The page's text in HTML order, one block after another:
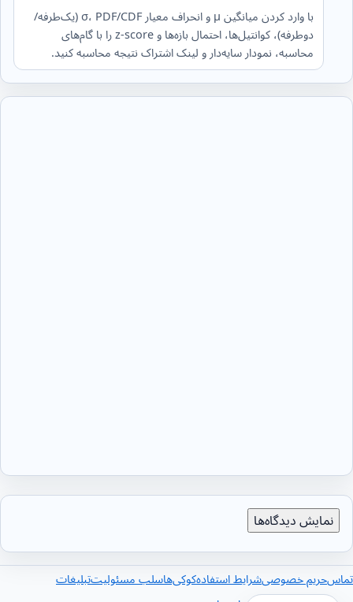
با وارد کردن میانگین μ و انحراف معیار σ، PDF/CDF (یک‌طرفه/
دوطرفه)، کوانتیل‌ها، احتمال بازه‌ها و z‑score را با گام‌های
محاسبه، نمودار سایه‌دار و لینک اشتراک نتیجه محاسبه کنید.
نمایش دیدگاه‌ها
تماسحریم خصوصیشرایط استفادهکوکی‌هاسلب مسئولیتتبلیغات